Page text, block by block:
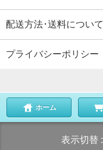
配送方法･送料について
プライバシーポリシー
ホーム
表示切替 :